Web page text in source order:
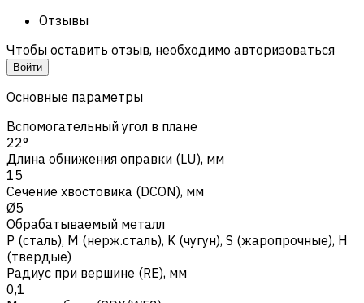
Отзывы
Чтобы оставить отзыв, необходимо авторизоваться
Войти
Основные параметры
Вспомогательный угол в плане
22°
Длина обнижения оправки (LU), мм
15
Сечение хвостовика (DCON), мм
Ø5
Обрабатываемый металл
Р (сталь), M (нерж.сталь), K (чугун), S (жаропрочные), H
(твердые)
Радиус при вершине (RE), мм
0,1